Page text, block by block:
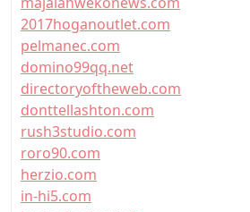
2017hoganoutlet.com
pelmanec.com
domino99qq.net
directoryoftheweb.com
donttellashton.com
rush3studio.com
roro90.com
herzio.com
in-hi5.com